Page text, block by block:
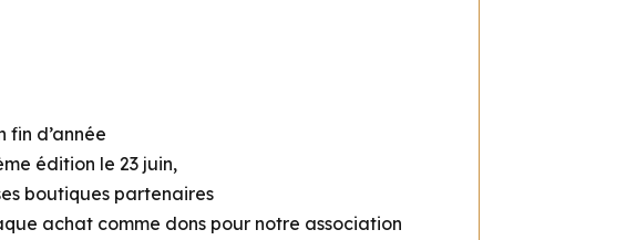
d’année
édition le 23 juin,
boutiques partenaires
achat comme dons pour notre association